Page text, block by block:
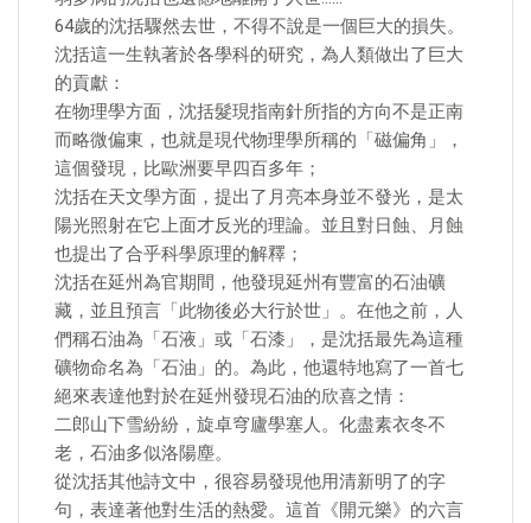
64歲的沈括驟然去世，不得不說是一個巨大的損失。
沈括這一生執著於各學科的研究，為人類做出了巨大
的貢獻：
在物理學方面，沈括髮現指南針所指的方向不是正南
而略微偏東，也就是現代物理學所稱的「磁偏角」，
這個發現，比歐洲要早四百多年；
沈括在天文學方面，提出了月亮本身並不發光，是太
陽光照射在它上面才反光的理論。並且對日蝕、月蝕
也提出了合乎科學原理的解釋；
沈括在延州為官期間，他發現延州有豐富的石油礦
藏，並且預言「此物後必大行於世」。在他之前，人
們稱石油為「石液」或「石漆」，是沈括最先為這種
礦物命名為「石油」的。為此，他還特地寫了一首七
絕來表達他對於在延州發現石油的欣喜之情：
二郎山下雪紛紛，旋卓穹廬學塞人。化盡素衣冬不
老，石油多似洛陽塵。
從沈括其他詩文中，很容易發現他用清新明了的字
句，表達著他對生活的熱愛。這首《開元樂》的六言